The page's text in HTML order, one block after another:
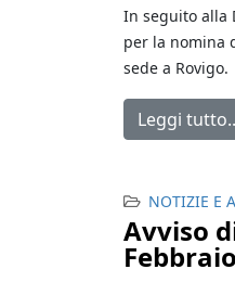
In seguito alla
per la nomina
sede a Rovigo.
Leggi
NOTIZIE E
Avviso